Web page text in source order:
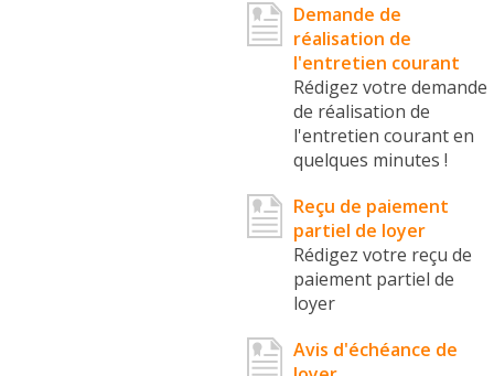
Demande de
réalisation de
l'entretien courant
Rédigez votre demande
de réalisation de
l'entretien courant en
quelques minutes !
Reçu de paiement
partiel de loyer
Rédigez votre reçu de
paiement partiel de
loyer
Avis d'échéance de